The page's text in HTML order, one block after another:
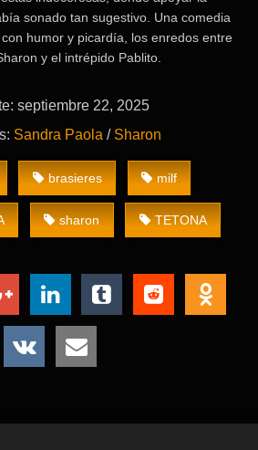
sonado tan sugestivo. Una comedia
humor y picardía, los enredos entre
y el intrépido Pablito.
septiembre 22, 2025
Sandra Paola / Sharon
brasieres milf
sharon TETONA